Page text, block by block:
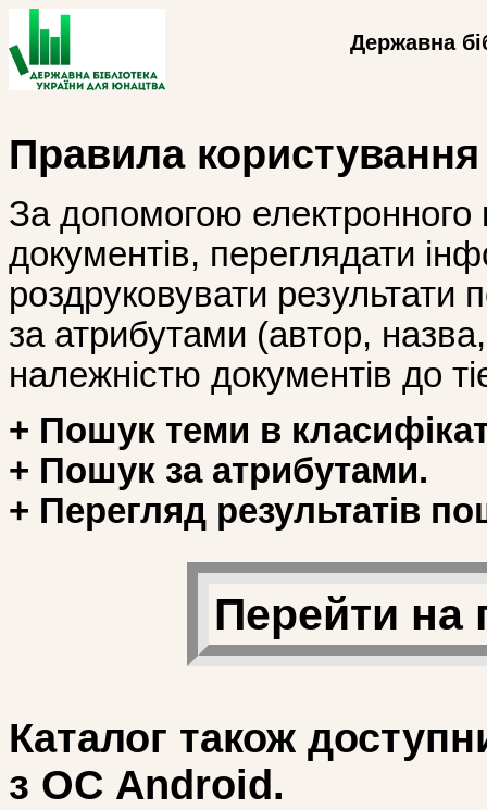
Державна
Правила
За допомогою
документів, переглядати
роздруковувати
за атрибутами (автор, назва,
належністю документів до
+ Пошук теми в
+ Пошук за атрибутами.
+ Перегляд результатів
Перейти на
Каталог також
з ОС Android.